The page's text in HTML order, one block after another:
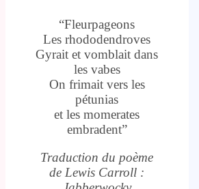
“Fleurpageons
Les rhododendroves
Gyrait et vomblait dans
les vabes
On frimait vers les
pétunias
et les momerates
embradent”
Traduction du poème
de Lewis Carroll :